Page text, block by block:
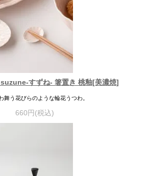
すずね- 箸置き 桃釉[美濃焼]
舞う花びらのような輪花うつわ。
660円(税込)